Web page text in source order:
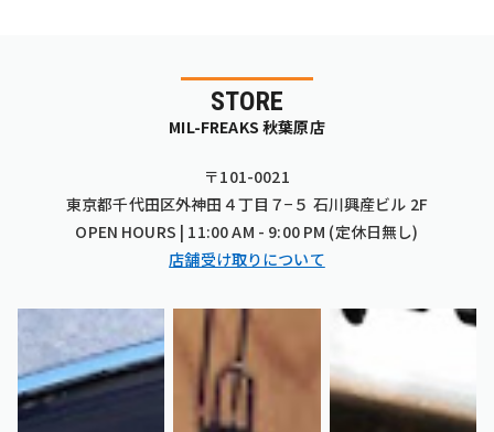
STORE
MIL-FREAKS 秋葉原店
〒101-0021
東京都千代田区外神田４丁目７−５ 石川興産ビル 2F
OPEN HOURS | 11:00 AM - 9:00 PM (定休日無し)
店舗受け取りについて